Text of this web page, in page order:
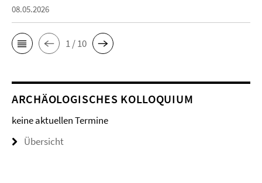
08.05.2026
1 / 10
ARCHÄOLOGISCHES KOLLOQUIUM
keine aktuellen Termine
Übersicht